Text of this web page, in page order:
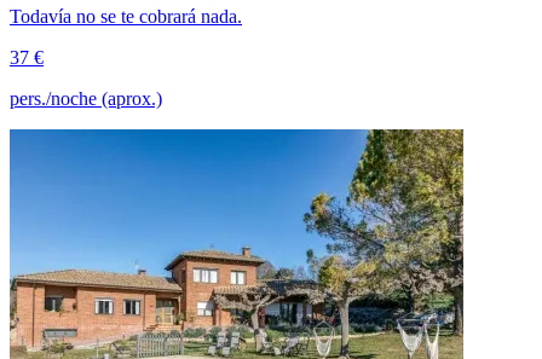
Todavía no se te cobrará nada.
37 €
pers./noche (aprox.)